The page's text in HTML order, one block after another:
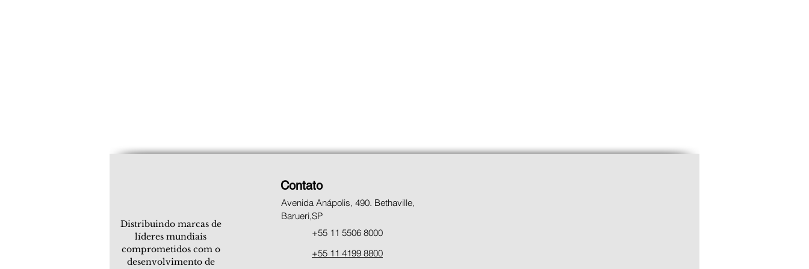
Contato
Distribuindo marcas de
líderes mundiais
comprometidos com o
desenvolvimento de
Avenida Anápolis, 490. Bethaville,
Barueri,SP
+55 11 5506 8000
+55 11 4199 8800